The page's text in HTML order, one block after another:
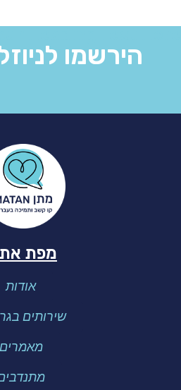
הירשמו
מפת
אודות
שירותים
מאמרים